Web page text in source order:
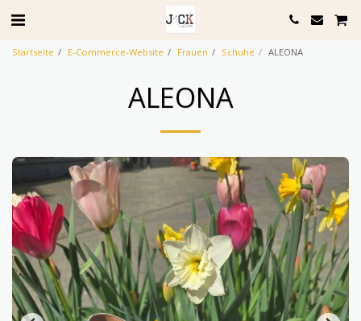
Startseite E-Commerce-Website Frauen Schuhe ALEONA
ALEONA